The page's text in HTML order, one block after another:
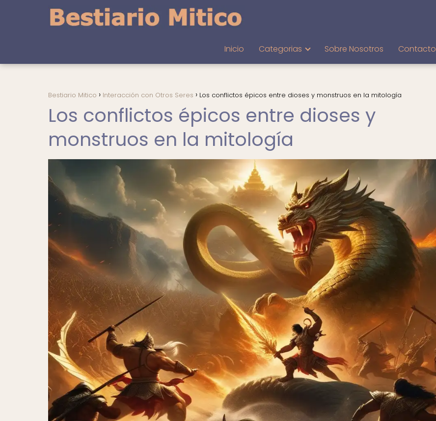
Inicio Categorias Sobre Nosotros Contacto
Bestiario Mitico Interacción con Otros Seres Los conflictos épicos entre dioses y monstruos en la mitología
Los conflictos épicos entre dioses y
monstruos en la mitología